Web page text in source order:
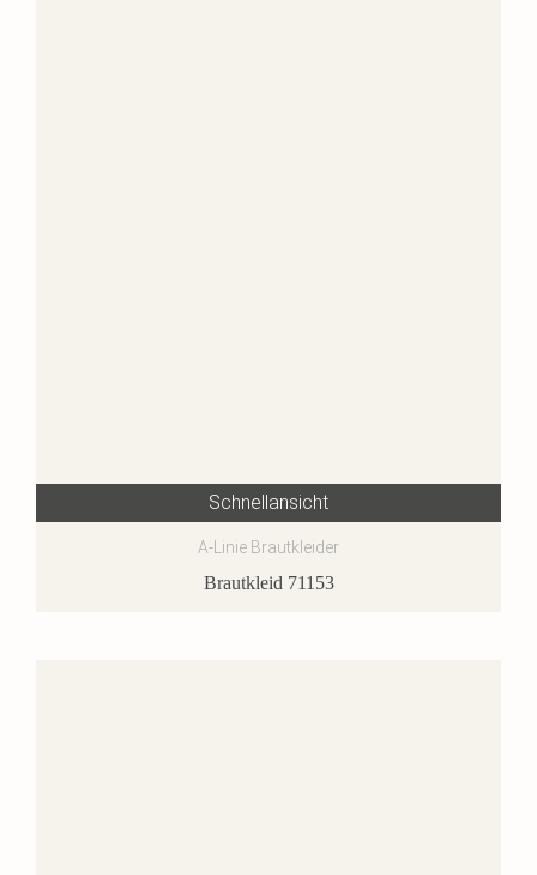
Schnellansicht
A-Linie Brautkleider
Brautkleid 71153